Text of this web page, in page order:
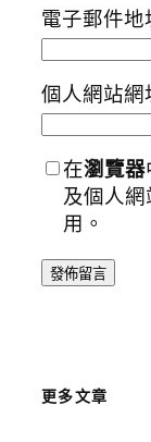
電子郵件
個人網站網
在瀏覽器
及個人
用。
更多文章